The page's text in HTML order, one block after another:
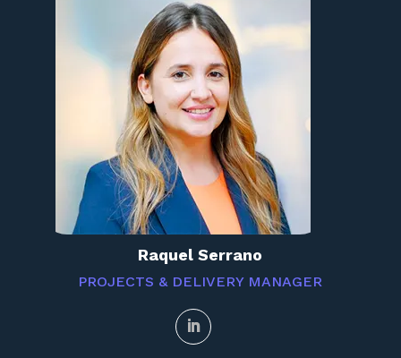
Raquel Serrano
PROJECTS & DELIVERY MANAGER